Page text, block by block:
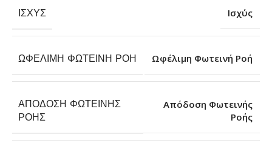
ΙΣΧΎΣ Ισχύς
ΩΦΈΛΙΜΗ ΦΩΤΕΙΝΉ ΡΟΉ Ωφέλιμη Φωτεινή Ροή
ΑΠΌΔΟΣΗ ΦΩΤΕΙΝΉΣ
ΡΟΉΣ
Απόδοση Φωτεινής
Ροής